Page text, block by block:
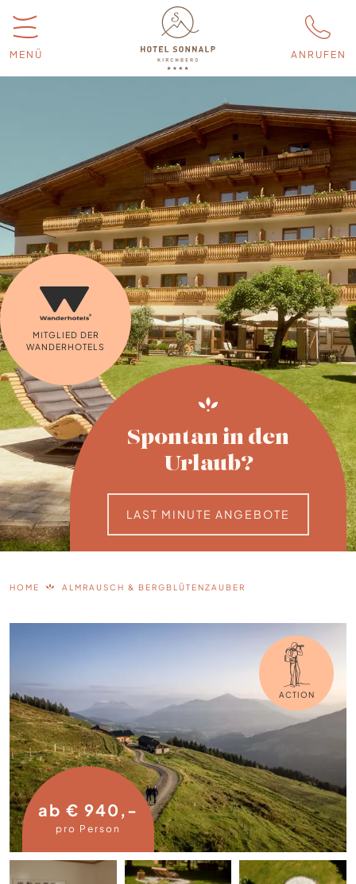
MENÜ ANRUFEN
Spontan in den
Urlaub?
LAST MINUTE ANGEBOTE
MITGLIED DER
WANDERHOTELS
HOME ALMRAUSCH & BERGBLÜTENZAUBER
ACTION
ab € 940,-
pro Person